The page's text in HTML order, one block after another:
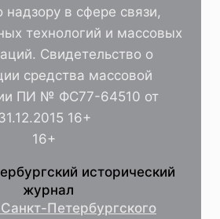
надзору в сфере связи,
технологий и массовых
Свидетельство о
средства массовой
ПИ № ФС77-64510 от
16+
16+
исторический
журнал
Петербургского